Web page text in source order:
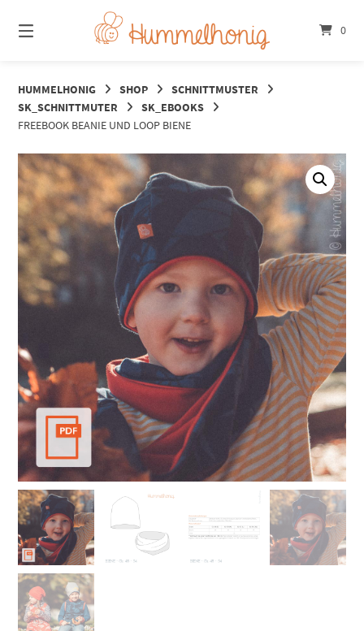
zum
Inhalt
0
HUMMELHONIG SHOP
SCHNITTMUSTER
SK_SCHNITTMUTER
SK_EBOOKS
FREEBOOK BEANIE UND LOOP BIENE